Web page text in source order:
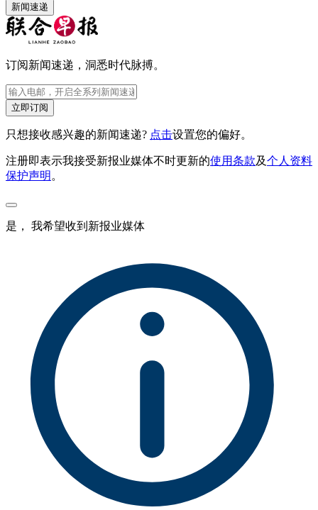
新闻速递
订阅新闻速递，洞悉时代脉搏。
立即订阅
只想接收感兴趣的新闻速递? 点击设置您的偏好。
注册即表示我接受新报业媒体不时更新的使用条款及个人资料
保护声明 。
是， 我希望收到新报业媒体